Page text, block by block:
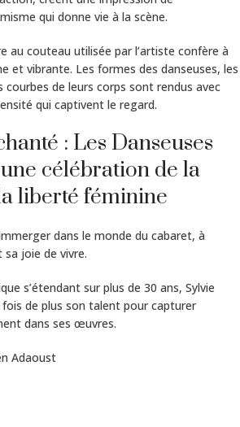
qui donne vie à la scène.
au couteau utilisée par l’artiste confère à
et vibrante. Les formes des danseuses, les
courbes de leurs corps sont rendus avec
qui captivent le regard.
: Les Danseuses
une célébration de la
liberté féminine
dans le monde du cabaret, à
joie de vivre.
s’étendant sur plus de 30 ans, Sylvie
de plus son talent pour capturer
dans ses œuvres.
Adaoust